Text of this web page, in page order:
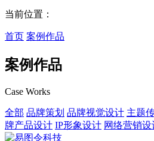
当前位置：
首页 案例作品
案例作品
Case Works
全部 品牌策划 品牌视觉设计 主题
牌产品设计 IP形象设计 网络营销设